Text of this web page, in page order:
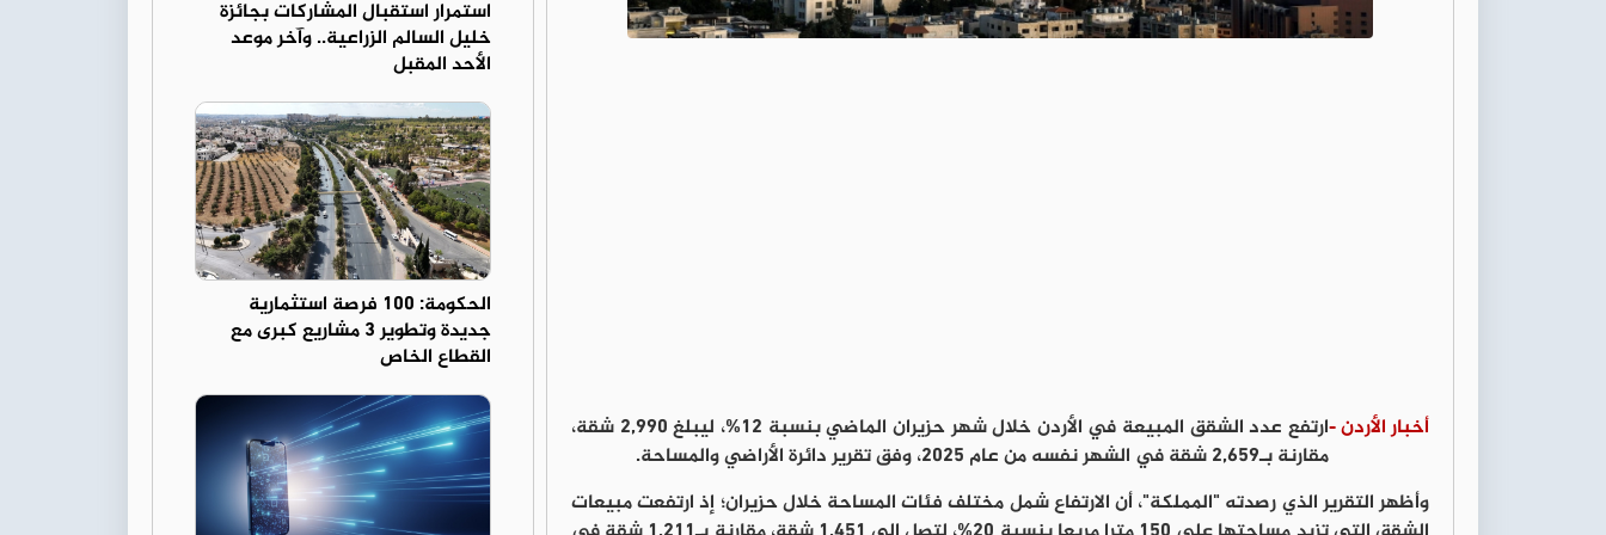
أخبار الأردن -
ارتفع عدد الشقق المبيعة في الأردن خلال شهر حزيران الماضي بنسبة 12%، ليبلغ 2,990 شقة،
مقارنة بـ2,659 شقة في الشهر نفسه من عام 2025، وفق تقرير دائرة الأراضي والمساحة.
وأظهر التقرير الذي رصدته "المملكة"، أن الارتفاع شمل مختلف فئات المساحة خلال حزيران؛ إذ ارتفعت مبيعات
استمرار استقبال المشاركات بجائزة
خليل السالم الزراعية.. وآخر موعد
الأحد المقبل
الحكومة: 100 فرصة استثمارية
جديدة وتطوير 3 مشاريع كبرى مع
القطاع الخاص